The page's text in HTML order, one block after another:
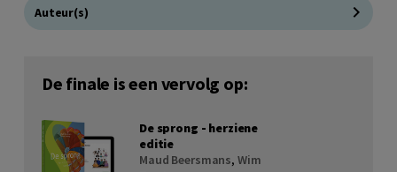
Auteur(s)
De finale is een vervolg op:
De sprong - herziene
editie
Maud Beersmans, Wim